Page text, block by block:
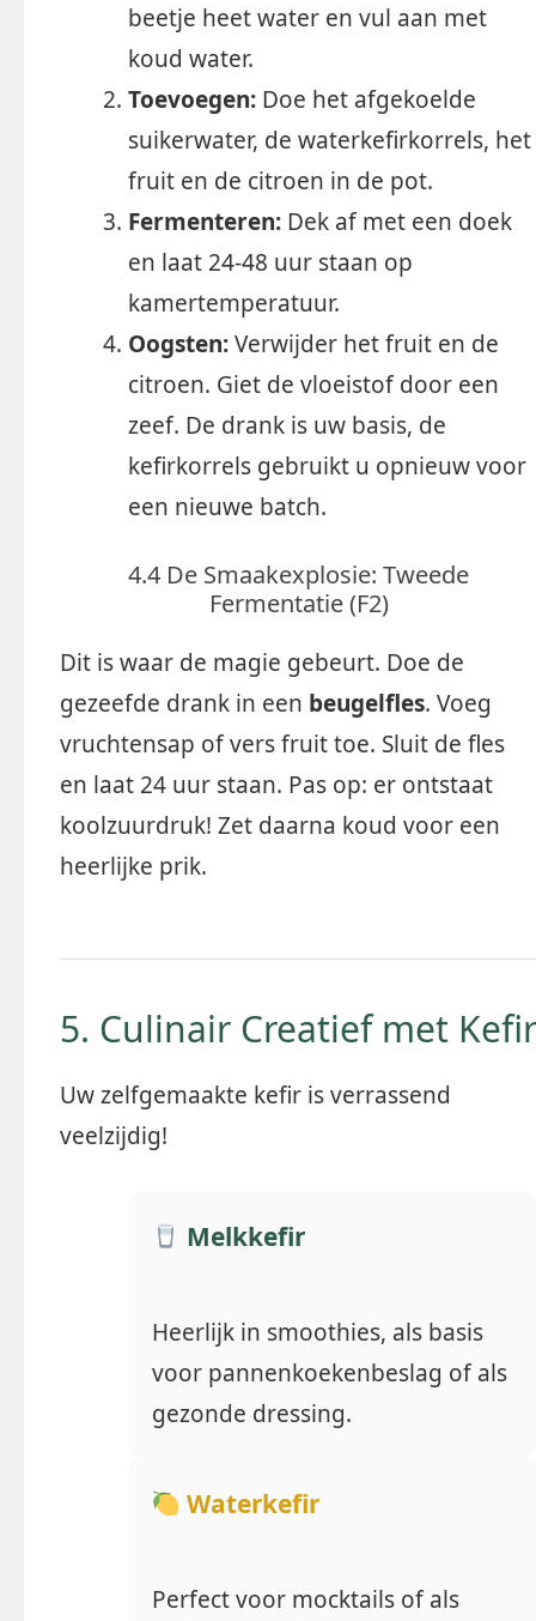
beetje heet water en vul aan met
koud water.
Toevoegen: Doe het afgekoelde
suikerwater, de waterkefirkorrels, het
fruit en de citroen in de pot.
Fermenteren: Dek af met een doek
en laat 24-48 uur staan op
kamertemperatuur.
Oogsten:Verwijder het fruit en de
citroen. Giet de vloeistof door een
zeef. De drank is uw basis, de
kefirkorrels gebruikt u opnieuw voor
een nieuwe batch.
4.4 De Smaakexplosie: Tweede
Fermentatie (F2)
Dit is waar de magie gebeurt. Doe de
gezeefde drank in een beugelfles. Voeg
vruchtensap of vers fruit toe. Sluit de fles
en laat 24 uur staan. Pas op: er ontstaat
koolzuurdruk! Zet daarna koud voor een
heerlijke prik.
5. Culinair Creatief met Kefir
Uw zelfgemaakte kefir is verrassend
veelzijdig!
Melkkefir
Heerlijk in smoothies, als basis
voor pannenkoekenbeslag of als
gezonde dressing.
Waterkefir
Perfect voor mocktails of als